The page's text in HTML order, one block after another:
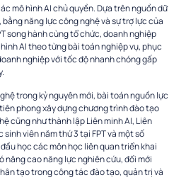
mô hình AI chủ quyền. Dựa trên nguồn dữ
năng lực công nghệ và sự trợ lực của
song hành cùng tổ chức, doanh nghiệp
AI theo từng bài toán nghiệp vụ, phục
nghiệp với tốc độ nhanh chóng gấp
trong kỷ nguyên mới, bài toán nguồn lực
phong xây dựng chương trình đào tạo
cũng như thành lập Liên minh AI, Liên
sinh viên năm thứ 3 tại FPT và một số
học các môn học liên quan triển khai
nâng cao năng lực nghiên cứu, đổi mới
tạo trong công tác đào tạo, quản trị và